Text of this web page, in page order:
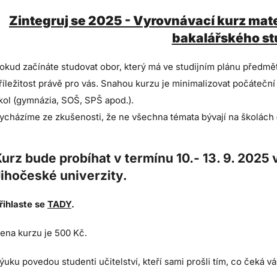
Zintegruj se 2025 - Vyrovnávací kurz
bakalářského
začínáte studovat obor, který má ve studijním plánu
právě pro vás. Snahou kurzu je minimalizovat
(gymnázia, SOŠ, SPŠ apod.).
ze zkušenosti, že ne všechna témata bývají na
bude probíhat v termínu 10.- 13. 9.
univerzity.
se TADY.
kurzu je 500 Kč.
povedou studenti učitelství, kteří sami prošli tím, co čeká